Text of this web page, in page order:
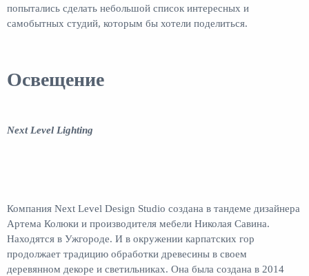
попытались сделать небольшой список интересных и
самобытных студий, которым бы хотели поделиться.
Освещение
Next Level Lighting
Компания Next Level Design Studio создана в тандеме дизайнера
Артема Колюки и производителя мебели Николая Савина.
Находятся в Ужгороде. И в окружении карпатских гор
продолжает традицию обработки древесины в своем
деревянном декоре и светильниках. Она была создана в 2014